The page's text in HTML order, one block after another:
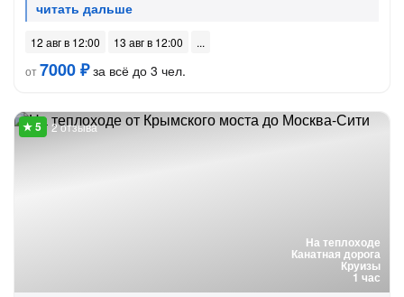
12 авг в 12:00
13 авг в 12:00
от7000 ₽за всё до 3 чел.
На теплоходе
Канатная дорога
Круизы
1 час
2 отзыва